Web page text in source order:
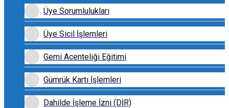
Üye Sorumlulukları
Üye Sicil İşlemleri
Gemi Acenteliği Eğitimi
Gümrük Kartı İşlemleri
Dahilde İşleme İzni (DİR)